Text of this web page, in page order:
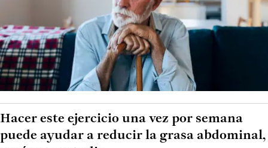
Hacer este ejercicio una vez por semana
puede ayudar a reducir la grasa abdominal,